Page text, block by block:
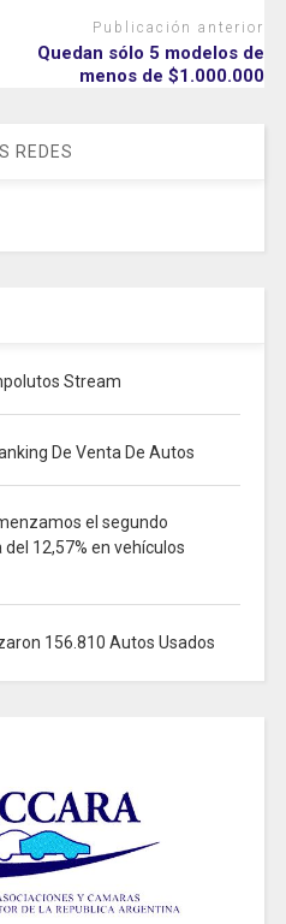
Publicación anterior
Quedan sólo 5 modelos de
menos de $1.000.000
REDES
Stream
De Venta De Autos
el segundo
12,57% en vehículos
156.810 Autos Usados